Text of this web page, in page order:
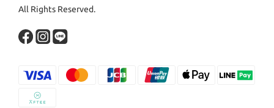
All Rights Reserved.